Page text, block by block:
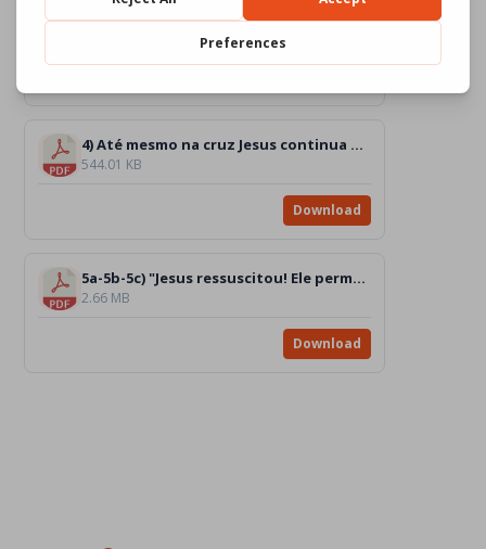
3) Jesus Ressuscitado [desenho]_Color-BW
4) Até mesmo na cruz Jesus continua a amar [DESENHO]_BW
544.01 KB
Download
5a-5b-5c) "Jesus ressuscitou! Ele permanece entre nós se nos amarmos”. Chiara [DESENHOS]_BW
2.66 MB
Download